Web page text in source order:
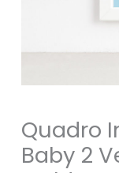
Quadro
Baby 2